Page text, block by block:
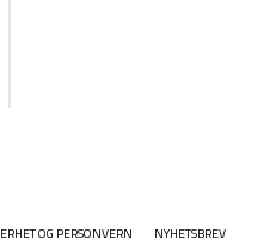
OG PERSONVERN NYHETSBREV